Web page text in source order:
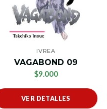
IVREA
VAGABOND 09
$9.000
VER DETALLES